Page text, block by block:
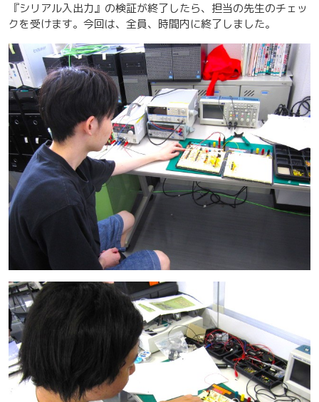
『シリアル入出力』の検証が終了したら、担当の先生のチェッ
クを受けます。今回は、全員、時間内に終了しました。